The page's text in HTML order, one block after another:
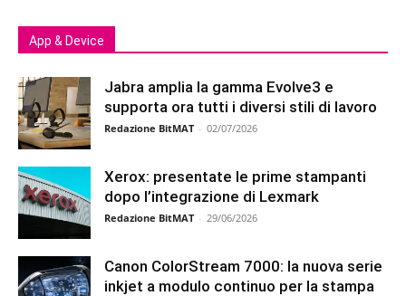
App & Device
Jabra amplia la gamma Evolve3 e
supporta ora tutti i diversi stili di lavoro
Redazione BitMAT - 02/07/2026
Xerox: presentate le prime stampanti
dopo l’integrazione di Lexmark
Redazione BitMAT - 29/06/2026
Canon ColorStream 7000: la nuova serie
inkjet a modulo continuo per la stampa